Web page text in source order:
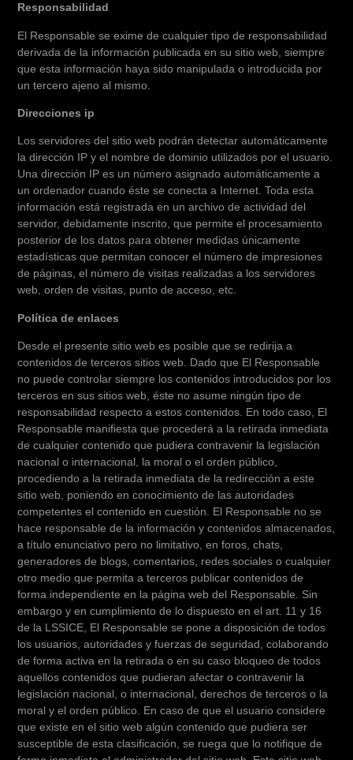
Responsabilidad
El Responsable se exime de cualquier tipo de responsabilidad
derivada de la información publicada en su sitio web, siempre
que esta información haya sido manipulada o introducida por
un tercero ajeno al mismo.
Direcciones ip
Los servidores del sitio web podrán detectar automáticamente
la dirección IP y el nombre de dominio utilizados por el usuario.
Una dirección IP es un número asignado automáticamente a
un ordenador cuando éste se conecta a Internet. Toda esta
información está registrada en un archivo de actividad del
servidor, debidamente inscrito, que permite el procesamiento
posterior de los datos para obtener medidas únicamente
estadísticas que permitan conocer el número de impresiones
de páginas, el número de visitas realizadas a los servidores
web, orden de visitas, punto de acceso, etc.
Política de enlaces
Desde el presente sitio web es posible que se redirija a
contenidos de terceros sitios web. Dado que El Responsable
no puede controlar siempre los contenidos introducidos por los
terceros en sus sitios web, éste no asume ningún tipo de
responsabilidad respecto a estos contenidos. En todo caso, El
Responsable manifiesta que procederá a la retirada inmediata
de cualquier contenido que pudiera contravenir la legislación
nacional o internacional, la moral o el orden público,
procediendo a la retirada inmediata de la redirección a este
sitio web, poniendo en conocimiento de las autoridades
competentes el contenido en cuestión. El Responsable no se
hace responsable de la información y contenidos almacenados,
a título enunciativo pero no limitativo, en foros, chats,
generadores de blogs, comentarios, redes sociales o cualquier
otro medio que permita a terceros publicar contenidos de
forma independiente en la página web del Responsable. Sin
embargo y en cumplimiento de lo dispuesto en el art. 11 y 16
de la LSSICE, El Responsable se pone a disposición de todos
los usuarios, autoridades y fuerzas de seguridad, colaborando
de forma activa en la retirada o en su caso bloqueo de todos
aquellos contenidos que pudieran afectar o contravenir la
legislación nacional, o internacional, derechos de terceros o la
moral y el orden público. En caso de que el usuario considere
que existe en el sitio web algún contenido que pudiera ser
susceptible de esta clasificación, se ruega que lo notifique de